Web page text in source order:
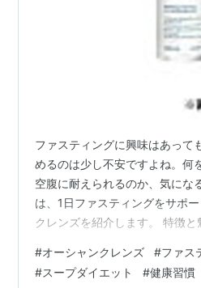
ファスティングに興味はあって
めるのは少し不安ですよね。何
空腹に耐えられるのか、気にな
は、1日ファスティングをサポ
クレンズを紹介します。 特徴と
昼・夜に飲むスープと、間食用
ドが付いているので、初めての
#オーシャンクレンズ #ファス
#スープダイエット #健康習慣